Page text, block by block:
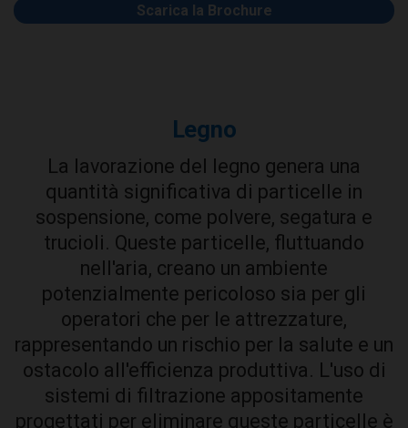
Scarica la Brochure
Legno
La lavorazione del legno genera una
quantità significativa di particelle in
sospensione, come polvere, segatura e
trucioli. Queste particelle, fluttuando
nell'aria, creano un ambiente
potenzialmente pericoloso sia per gli
operatori che per le attrezzature,
rappresentando un rischio per la salute e un
ostacolo all'efficienza produttiva. L'uso di
sistemi di filtrazione appositamente
progettati per eliminare queste particelle è